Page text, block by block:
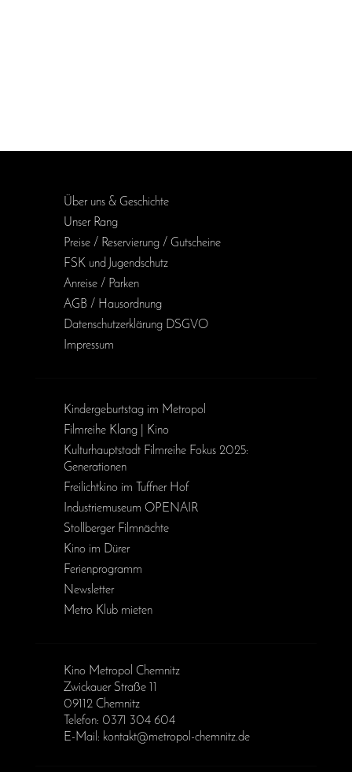
Über uns & Geschichte
Unser Rang
Preise / Reservierung / Gutscheine
FSK und Jugendschutz
Anreise / Parken
AGB / Haus­ordnung
Daten­schutz­erklärung DSGVO
Impressum
Kinder­geburts­tag im Metropol
Filmreihe Klang | Kino
Kulturhauptstadt Filmreihe Fokus 2025:
Generationen
Freilichtkino im Tuffner Hof
Industriemuseum OPENAIR
Stollberger Filmnächte
Kino im Dürer
Ferienprogramm
Newsletter
Metro Klub mieten
Kino Metropol Chemnitz
Zwickauer Straße 11
09112 Chemnitz
Telefon: 0371 304 604
E-Mail: kontakt@metropol-chemnitz.de